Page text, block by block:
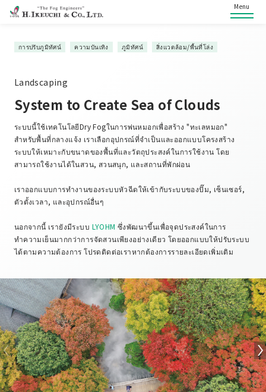
Menu
การปรับภูมิทัศน์ ความบันเทิง ภูมิทัศน์ สิ่งแวดล้อม/พื้นที่โล่ง
Landscaping
System to Create Sea of Clouds
ระบบนี้ใช้เทคโนโลยีDry Fogในการพ่นหมอกเพื่อสร้าง "ทะเลหมอก"
สำหรับพื้นที่กลางแจ้ง เราเลือกอุปกรณ์ที่จำเป็นและออกแบบโครงสร้าง
ระบบให้เหมาะกับขนาดของพื้นที่และวัตถุประสงค์ในการใช้งาน โดย
สามารถใช้งานได้ในสวน, สวนสนุก, และสถานที่พักผ่อน
เราออกแบบการทำงานของระบบหัวฉีดให้เข้ากับระบบของปั๊ม, เซ็นเซอร์,
ตัวตั้งเวลา, และอุปกรณ์อื่นๆ
นอกจากนี้ เรายังมีระบบ LYOHM ซึ่งพัฒนาขึ้นเพื่อจุดประสงค์ในการ
ทำความเย็นมากกว่าการจัดสวนเพียงอย่างเดียว โดยออกแบบให้ปรับระบบ
ได้ตามความต้องการ โปรดติดต่อเราหากต้องการรายละเอียดเพิ่มเติม